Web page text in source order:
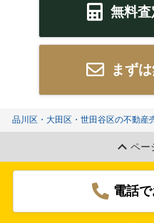
無料
まず
品川区・大田区・世田谷区の不動産
ペー
電話